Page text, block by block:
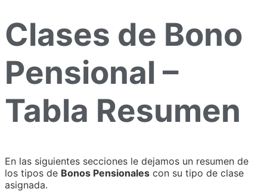
Clases de Bono
Pensional –
Tabla Resumen
En las siguientes secciones le dejamos un resumen de
los tipos de Bonos Pensionales con su tipo de clase
asignada.